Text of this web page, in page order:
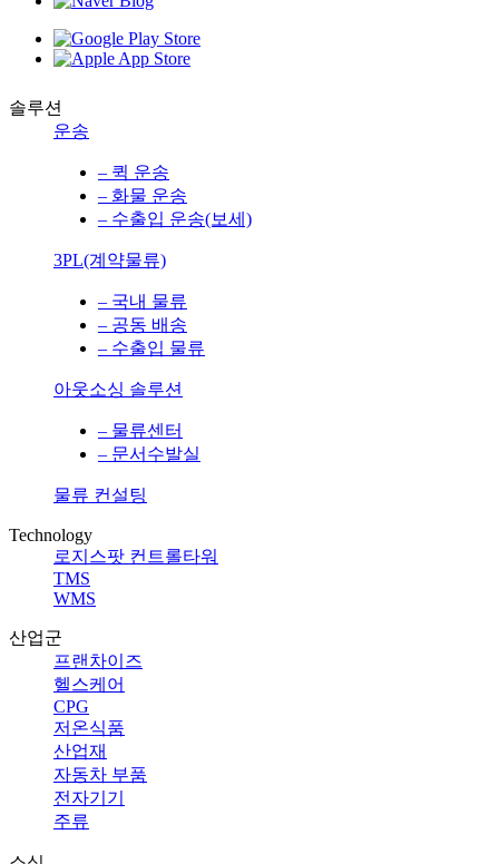
솔루션
운송
– 퀵 운송
– 화물 운송
– 수출입 운송(보세)
3PL(계약물류)
– 국내 물류
– 공동 배송
– 수출입 물류
아웃소싱 솔루션
– 물류센터
– 문서수발실
물류 컨설팅
Technology
로지스팟 컨트롤타워
TMS
WMS
산업군
프랜차이즈
헬스케어
CPG
저온식품
산업재
자동차 부품
전자기기
주류